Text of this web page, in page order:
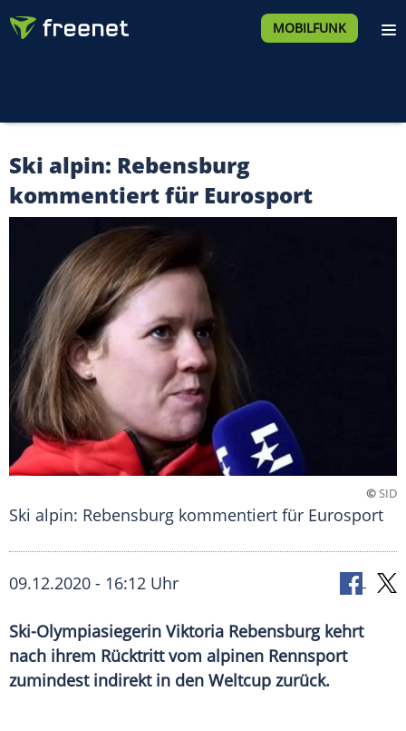
MOBILFUNK
Ski alpin: Rebensburg
kommentiert für Eurosport
©SID
Ski alpin: Rebensburg kommentiert für Eurosport
09.12.2020 - 16:12 Uhr
Ski-Olympiasiegerin Viktoria Rebensburg kehrt
nach ihrem Rücktritt vom alpinen Rennsport
zumindest indirekt in den Weltcup zurück.